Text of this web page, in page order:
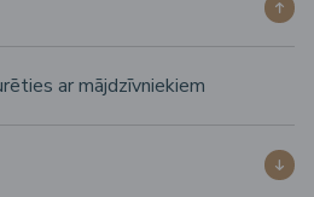
ar mājdzīvniekiem